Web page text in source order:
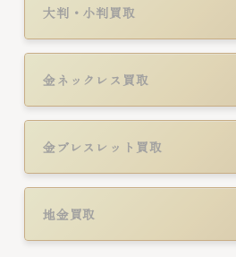
大判・小判買取
金ネックレス買取
金ブレスレット買取
地金買取